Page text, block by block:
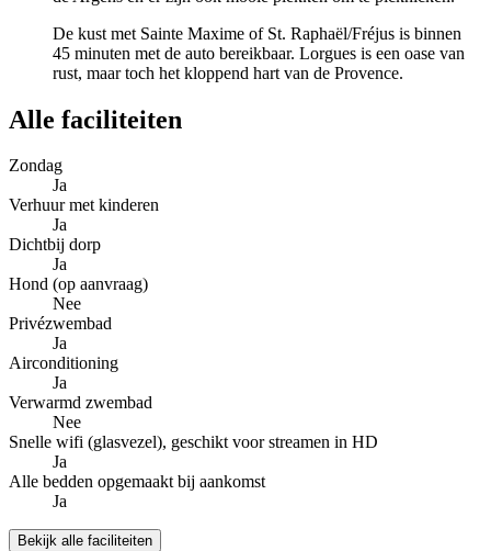
De kust met Sainte Maxime of St. Raphaël/Fréjus is binnen
45 minuten met de auto bereikbaar. Lorgues is een oase van
rust, maar toch het kloppend hart van de Provence.
Alle faciliteiten
Zondag
Ja
Verhuur met kinderen
Ja
Dichtbij dorp
Ja
Hond (op aanvraag)
Nee
Privézwembad
Ja
Airconditioning
Ja
Verwarmd zwembad
Nee
Snelle wifi (glasvezel), geschikt voor streamen in HD
Ja
Alle bedden opgemaakt bij aankomst
Ja
Bekijk alle faciliteiten